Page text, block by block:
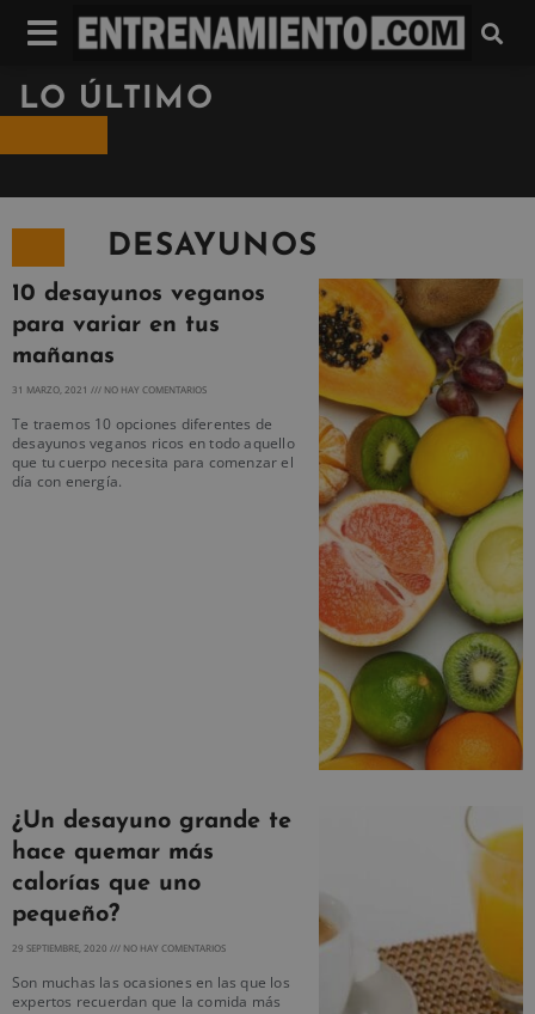
LO ÚLTIMO
DESAYUNOS
10 desayunos veganos
para variar en tus
mañanas
31 MARZO, 2021 NO HAY COMENTARIOS
Te traemos 10 opciones diferentes de
desayunos veganos ricos en todo aquello
que tu cuerpo necesita para comenzar el
día con energía.
¿Un desayuno grande te
hace quemar más
calorías que uno
pequeño?
29 SEPTIEMBRE, 2020 NO HAY COMENTARIOS
Son muchas las ocasiones en las que los
expertos recuerdan que la comida más